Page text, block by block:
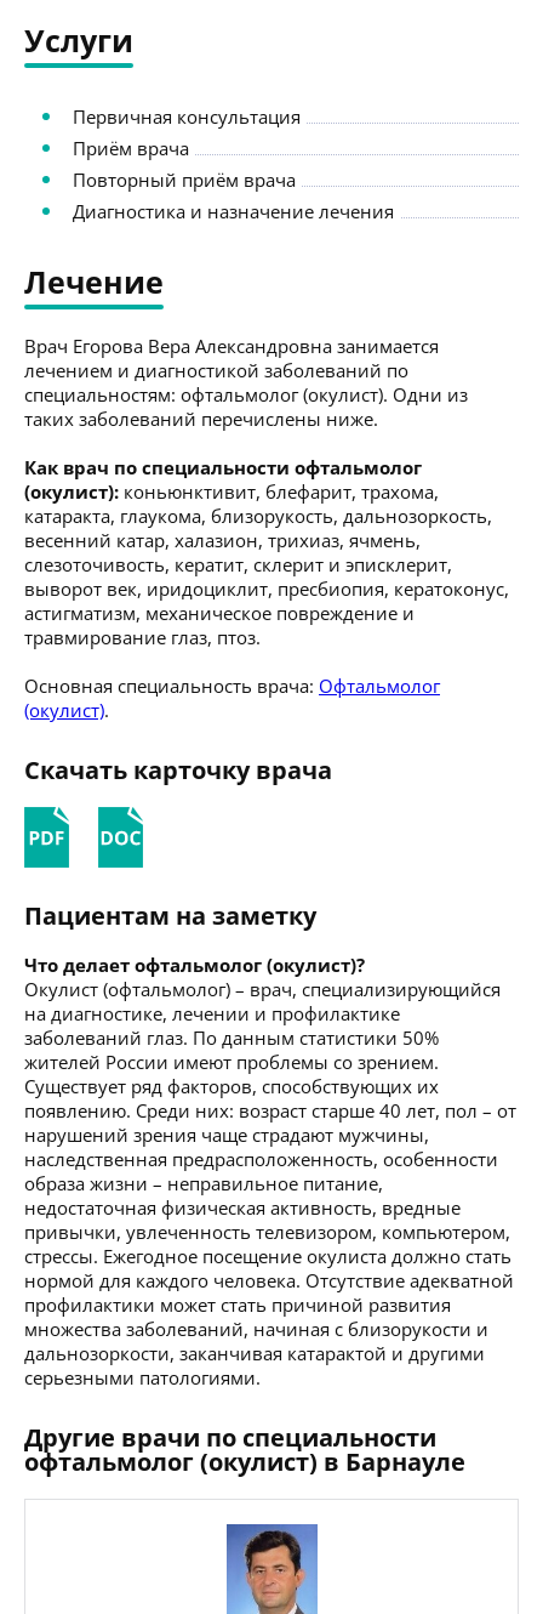
Услуги
Первичная консультация
Приём врача
Повторный приём врача
Диагностика и назначение лечения
Лечение
Врач Егорова Вера Александровна занимается
лечением и диагностикой заболеваний по
специальностям: офтальмолог (окулист). Одни из
таких заболеваний перечислены ниже.
Как врач по специальности офтальмолог
(окулист): коньюнктивит, блефарит, трахома,
катаракта, глаукома, близорукость, дальнозоркость,
весенний катар, халазион, трихиаз, ячмень,
слезоточивость, кератит, склерит и эписклерит,
выворот век, иридоциклит, пресбиопия, кератоконус,
астигматизм, механическое повреждение и
травмирование глаз, птоз.
Основная специальность врача: Офтальмолог
(окулист).
Скачать карточку врача
Пациентам на заметку
Что делает офтальмолог (окулист)?
Окулист (офтальмолог) – врач, специализирующийся
на диагностике, лечении и профилактике
заболеваний глаз. По данным статистики 50%
жителей России имеют проблемы со зрением.
Существует ряд факторов, способствующих их
появлению. Среди них: возраст старше 40 лет, пол – от
нарушений зрения чаще страдают мужчины,
наследственная предрасположенность, особенности
образа жизни – неправильное питание,
недостаточная физическая активность, вредные
привычки, увлеченность телевизором, компьютером,
стрессы. Ежегодное посещение окулиста должно стать
нормой для каждого человека. Отсутствие адекватной
профилактики может стать причиной развития
множества заболеваний, начиная с близорукости и
дальнозоркости, заканчивая катарактой и другими
серьезными патологиями.
Другие врачи по специальности
офтальмолог (окулист) в Барнауле